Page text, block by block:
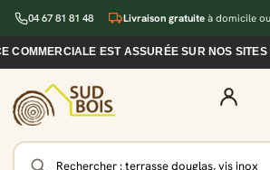
04 67 81 81 48 Livraison gratuite à domicile
EST ASSURÉE SUR NOS SITES DU